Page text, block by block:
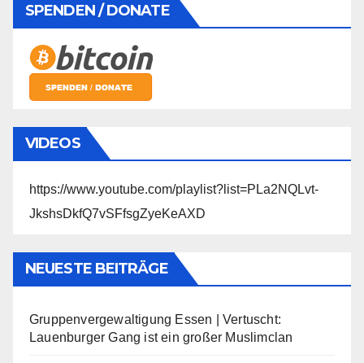
SPENDEN / DONATE
VIDEOS
https://www.youtube.com/playlist?list=PLa2NQLvt-
JkshsDkfQ7vSFfsgZyeKeAXD
NEUESTE BEITRÄGE
Gruppenvergewaltigung Essen | Vertuscht:
Lauenburger Gang ist ein großer Muslimclan